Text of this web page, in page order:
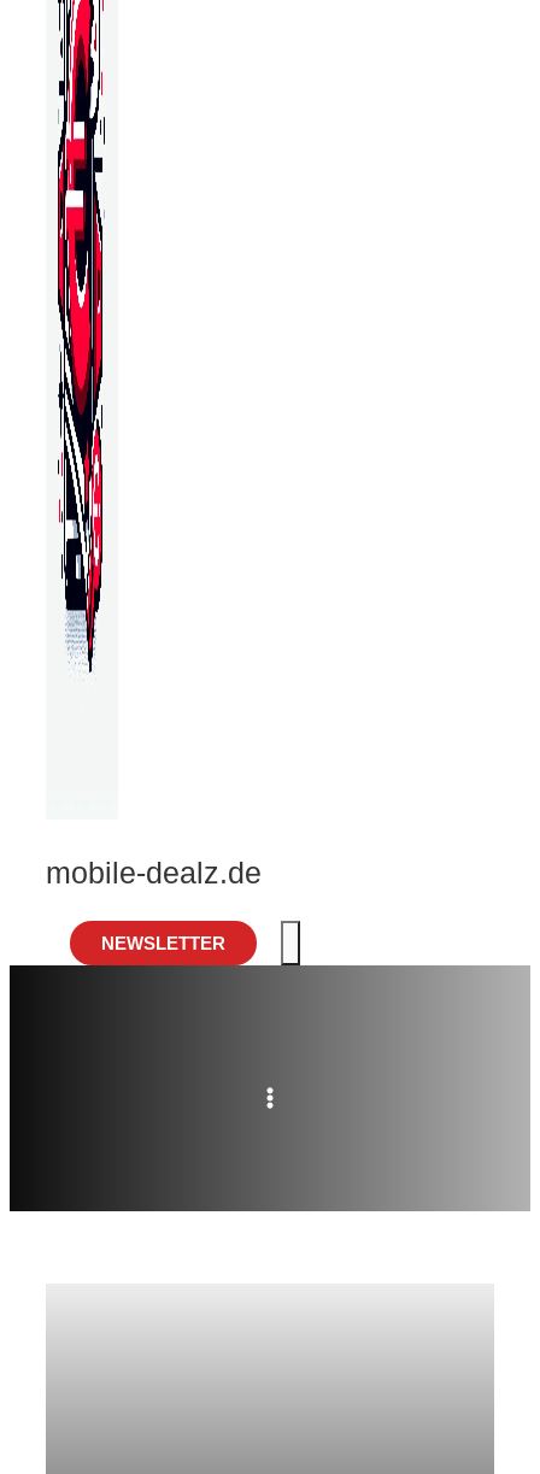
mobile-dealz.de
NEWSLETTER